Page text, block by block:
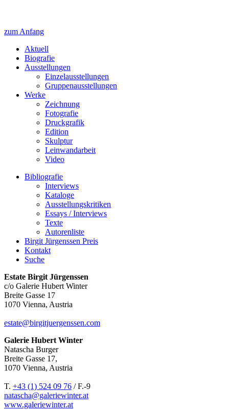
zum Anfang
Aktuell
Biografie
Ausstellungen
Einzelausstellungen
Gruppenausstellungen
Werke
Zeichnung
Fotografie
Druckgrafik
Edition
Skulptur
Leinwandarbeit
Video
Bibliografie
Interviews
Kataloge
Ausstellungskritiken
Essays / Interviews
Texte
Autorenliste
Birgit Jürgenssen Preis
Kontakt
Suche
Estate Birgit Jürgenssen
c/o Galerie Hubert Winter
Breite Gasse 17
1070 Vienna, Austria
estate@birgitjuergenssen.com
Galerie Hubert Winter
Natascha Burger
Breite Gasse 17,
1070 Vienna, Austria
T. +43 (1) 524 09 76 / F.-9
natascha@galeriewinter.at
www.galeriewinter.at